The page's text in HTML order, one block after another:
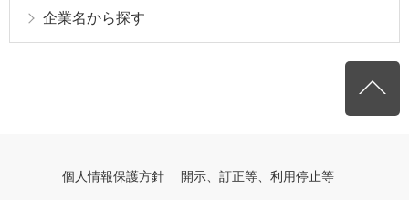
企業名から探す
個人情報保護方針 開示、訂正等、利用停止等